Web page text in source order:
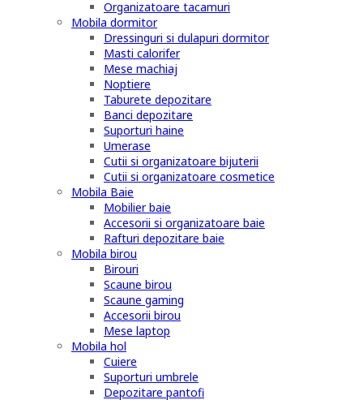
Organizatoare tacamuri
Mobila dormitor
Dressinguri si dulapuri dormitor
Masti calorifer
Mese machiaj
Noptiere
Taburete depozitare
Banci depozitare
Suporturi haine
Umerase
Cutii si organizatoare bijuterii
Cutii si organizatoare cosmetice
Mobila Baie
Mobilier baie
Accesorii si organizatoare baie
Rafturi depozitare baie
Mobila birou
Birouri
Scaune birou
Scaune gaming
Accesorii birou
Mese laptop
Mobila hol
Cuiere
Suporturi umbrele
Depozitare pantofi